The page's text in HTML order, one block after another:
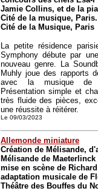
Jamie Collins, et de la
Cité de la musique, Paris.
Cité de la Musique, Paris
La petite résidence
Symphony débute par
nouveau genre. La
Muhly joue des rapports
avec la musique de
Présentation simple et
très fluide des pièces,
une réussite à réitérer.
Le 09/03/2023
Allemonde miniature
Création de Mélisande,
Mélisande de
mise en scène de
adaptation musicale de
Théâtre des Bouffes du